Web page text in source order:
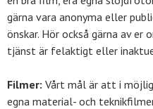
gärna vara anonyma eller
önskar. Hör också gärna av
tjänst är felaktigt eller
Filmer: Vårt mål är att i
egna material- och